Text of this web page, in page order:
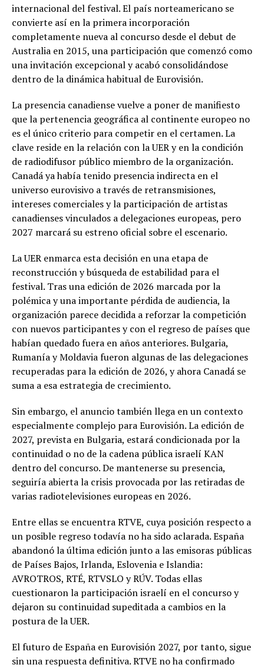
internacional del festival. El país norteamericano se
convierte así en la primera incorporación
completamente nueva al concurso desde el debut de
Australia en 2015, una participación que comenzó como
una invitación excepcional y acabó consolidándose
dentro de la dinámica habitual de Eurovisión.
La presencia canadiense vuelve a poner de manifiesto
que la pertenencia geográfica al continente europeo no
es el único criterio para competir en el certamen. La
clave reside en la relación con la UER y en la condición
de radiodifusor público miembro de la organización.
Canadá ya había tenido presencia indirecta en el
universo eurovisivo a través de retransmisiones,
intereses comerciales y la participación de artistas
canadienses vinculados a delegaciones europeas, pero
2027 marcará su estreno oficial sobre el escenario.
La UER enmarca esta decisión en una etapa de
reconstrucción y búsqueda de estabilidad para el
festival. Tras una edición de 2026 marcada por la
polémica y una importante pérdida de audiencia, la
organización parece decidida a reforzar la competición
con nuevos participantes y con el regreso de países que
habían quedado fuera en años anteriores. Bulgaria,
Rumanía y Moldavia fueron algunas de las delegaciones
recuperadas para la edición de 2026, y ahora Canadá se
suma a esa estrategia de crecimiento.
Sin embargo, el anuncio también llega en un contexto
especialmente complejo para Eurovisión. La edición de
2027, prevista en Bulgaria, estará condicionada por la
continuidad o no de la cadena pública israelí KAN
dentro del concurso. De mantenerse su presencia,
seguiría abierta la crisis provocada por las retiradas de
varias radiotelevisiones europeas en 2026.
Entre ellas se encuentra RTVE, cuya posición respecto a
un posible regreso todavía no ha sido aclarada. España
abandonó la última edición junto a las emisoras públicas
de Países Bajos, Irlanda, Eslovenia e Islandia:
AVROTROS, RTÉ, RTVSLO y RÚV. Todas ellas
cuestionaron la participación israelí en el concurso y
dejaron su continuidad supeditada a cambios en la
postura de la UER.
El futuro de España en Eurovisión 2027, por tanto, sigue
sin una respuesta definitiva. RTVE no ha confirmado